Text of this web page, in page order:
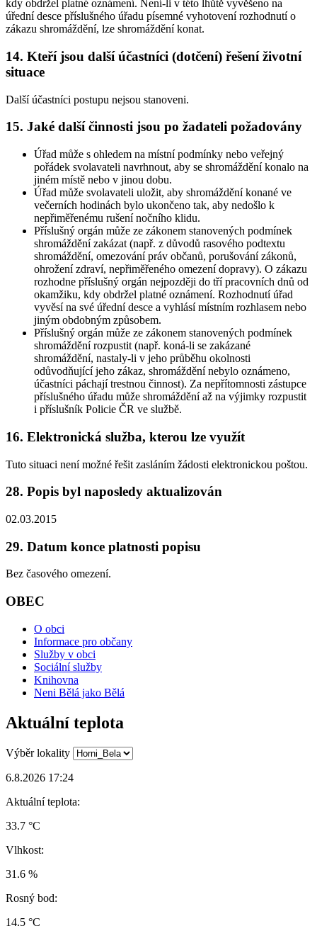
kdy obdržel platné oznámení. Není-li v této lhůtě vyvěšeno na
úřední desce příslušného úřadu písemné vyhotovení rozhodnutí o
zákazu shromáždění, lze shromáždění konat.
14. Kteří jsou další účastníci (dotčení) řešení životní
situace
Další účastníci postupu nejsou stanoveni.
15. Jaké další činnosti jsou po žadateli požadovány
Úřad může s ohledem na místní podmínky nebo veřejný
pořádek svolavateli navrhnout, aby se shromáždění konalo na
jiném místě nebo v jinou dobu.
Úřad může svolavateli uložit, aby shromáždění konané ve
večerních hodinách bylo ukončeno tak, aby nedošlo k
nepřiměřenému rušení nočního klidu.
Příslušný orgán může ze zákonem stanovených podmínek
shromáždění zakázat (např. z důvodů rasového podtextu
shromáždění, omezování práv občanů, porušování zákonů,
ohrožení zdraví, nepřiměřeného omezení dopravy). O zákazu
rozhodne příslušný orgán nejpozději do tří pracovních dnů od
okamžiku, kdy obdržel platné oznámení. Rozhodnutí úřad
vyvěsí na své úřední desce a vyhlásí místním rozhlasem nebo
jiným obdobným způsobem.
Příslušný orgán může ze zákonem stanovených podmínek
shromáždění rozpustit (např. koná-li se zakázané
shromáždění, nastaly-li v jeho průběhu okolnosti
odůvodňující jeho zákaz, shromáždění nebylo oznámeno,
účastníci páchají trestnou činnost). Za nepřítomnosti zástupce
příslušného úřadu může shromáždění až na výjimky rozpustit
i příslušník Policie ČR ve službě.
16. Elektronická služba, kterou lze využít
Tuto situaci není možné řešit zasláním žádosti elektronickou poštou.
28. Popis byl naposledy aktualizován
02.03.2015
29. Datum konce platnosti popisu
Bez časového omezení.
OBEC
O obci
Informace pro občany
Služby v obci
Sociální služby
Knihovna
Neni Bělá jako Bělá
Aktuální teplota
Výběr lokality
6.8.2026 17:24
Aktuální teplota:
33.7 °C
Vlhkost:
31.6 %
Rosný bod:
14.5 °C